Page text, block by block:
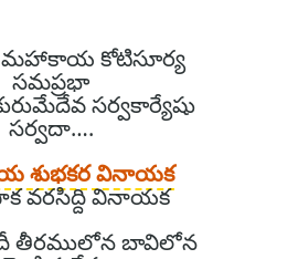
మహాకాయ కోటిసూర్య
సమప్రభా
సర్వకార్యేషు
సర్వదా….
శుభకర వినాయక
వరసిద్ది వినాయక
తీరములోన బావిలోన